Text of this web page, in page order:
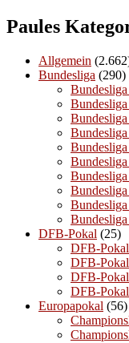
Paules
Allgemein
Bundesliga (290)
Bundesliga
DFB-Pokal (25)
DFB-
DFB-
DFB-
DFB-
Europapokal (56)